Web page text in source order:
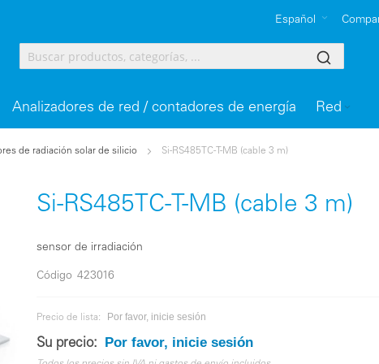
Español
Analizadores de red / contadores de energía Red
de radiación solar de silicio Si-RS485TC-T-MB (cable 3 m)
Si-RS485TC-T-MB (cable 3 m)
sensor de irradiación
Código 423016
Precio de lista: Por favor, inicie sesión
Su precio: Por favor, inicie sesión